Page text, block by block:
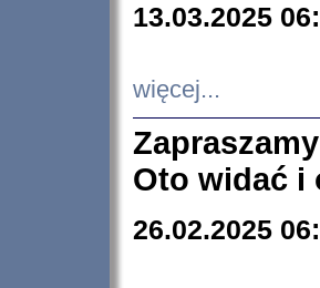
13.03.2025
więcej...
Oto widać i
26.02.2025